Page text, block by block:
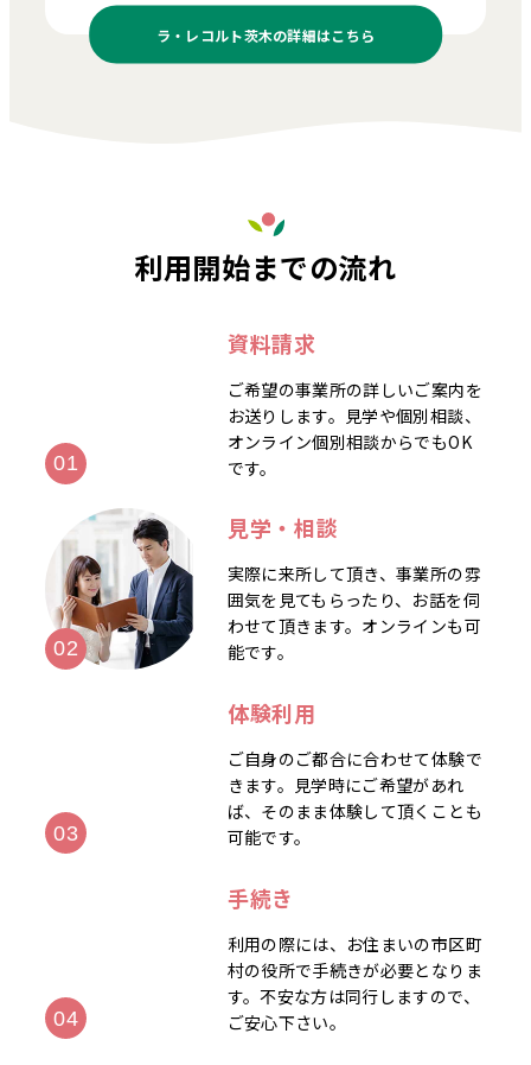
ラ・レコルト茨木の詳細はこちら
利用開始までの流れ
資料請求
ご希望の事業所の詳しいご案内を
お送りします。見学や個別相談、
オンライン個別相談からでもOK
です。
見学・相談
実際に来所して頂き、事業所の雰
囲気を見てもらったり、お話を伺
わせて頂きます。オンラインも可
能です。
体験利用
ご自身のご都合に合わせて体験で
きます。見学時にご希望があれ
ば、そのまま体験して頂くことも
可能です。
手続き
利用の際には、お住まいの市区町
村の役所で手続きが必要となりま
す。不安な方は同行しますので、
ご安心下さい。